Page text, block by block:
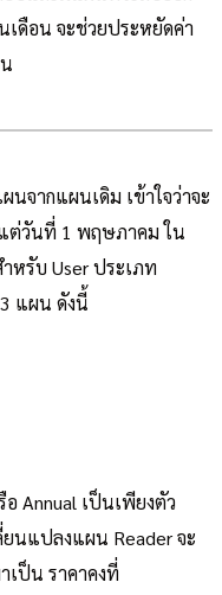
เดือน จะช่วยประหยัดค่า
จากแผนเดิม เข้าใจว่าจะ
ต่วันที่ 1 พฤษภาคม ใน
หรับ User ประเภท
แผน ดังนี้
Annual เป็นเพียงตัว
ยนแปลงแผน Reader จะ
เป็น ราคาคงที่